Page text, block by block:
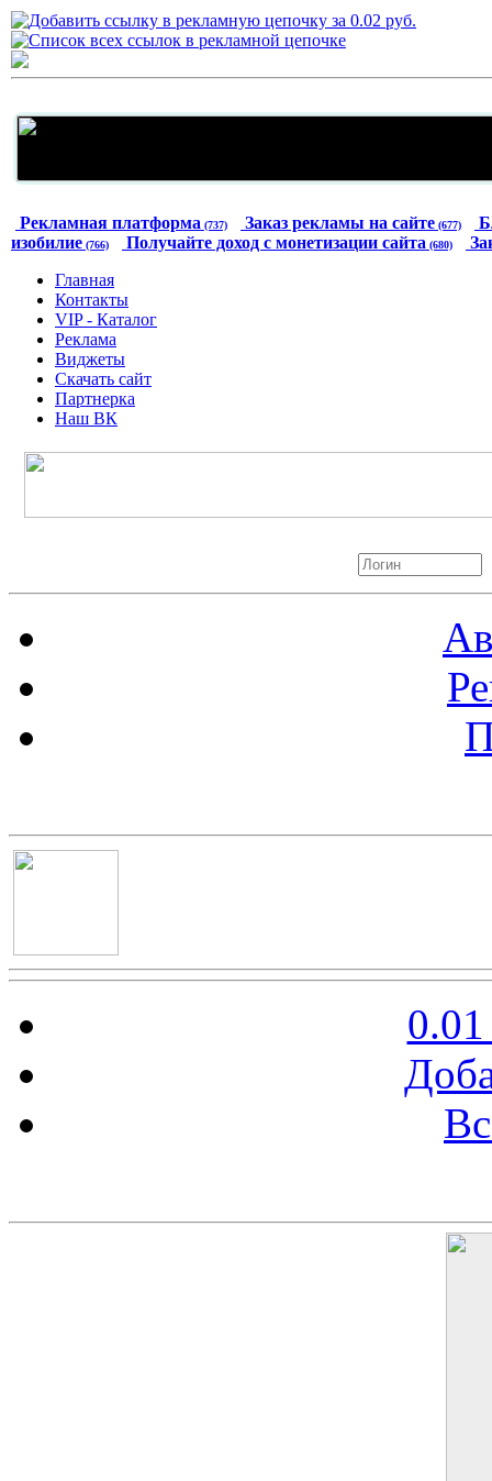
Рекламная платформа (737) Заказ рекламы на сайте (677)
изобилие (766) Получайте доход с монетизации сайта (680)
Главная
Контакты
VIP - Каталог
Реклама
Виджеты
Скачать сайт
Партнерка
Наш ВК